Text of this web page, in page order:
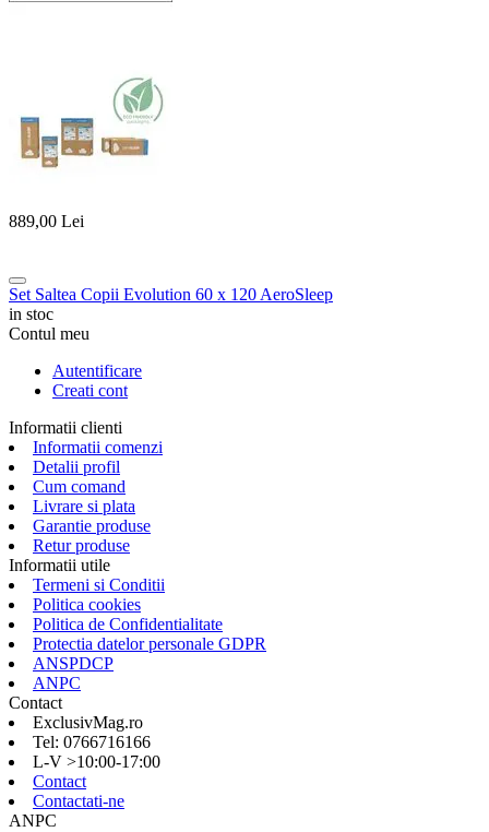
889,00 Lei
Set Saltea Copii Evolution 60 x 120 AeroSleep
in stoc
Contul meu
Autentificare
Creati cont
Informatii clienti
Informatii comenzi
Detalii profil
Cum comand
Livrare si plata
Garantie produse
Retur produse
Informatii utile
Termeni si Conditii
Politica cookies
Politica de Confidentialitate
Protectia datelor personale GDPR
ANSPDCP
ANPC
Contact
ExclusivMag.ro
Tel: 0766716166
L-V >10:00-17:00
Contact
Contactati-ne
ANPC